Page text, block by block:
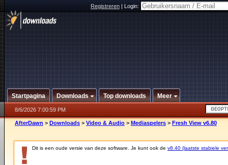
Registreren|Login:
Startpagina Downloads Top downloads Meer
8/6/2026 7:00:59 PM
AfterDawn > Downloads > Video & Audio > Mediaspelers > Fresh View v6.80
Dit is een oude versie van deze software. Je kunt ook de v8.40 (laatste stabiele